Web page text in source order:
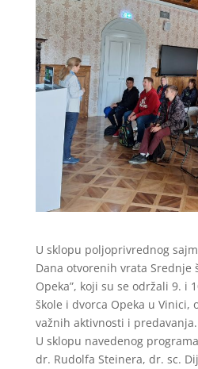
U sklopu poljoprivrednog
Dana otvorenih vrata Srednje
Opeka”, koji su se održali 9. i
škole i dvorca Opeka u Vinici,
važnih aktivnosti i predavanja.
U sklopu navedenog
dr. Rudolfa Steinera, dr. sc.